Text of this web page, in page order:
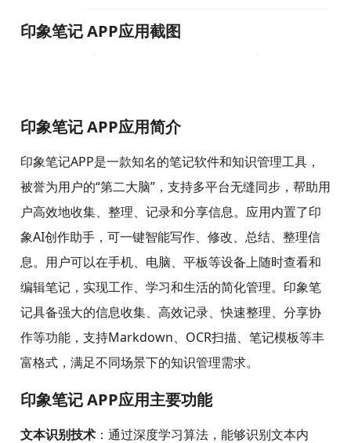
印象笔记 APP应用截图
印象笔记 APP应用简介
印象笔记APP是一款知名的笔记软件和知识管理工具，